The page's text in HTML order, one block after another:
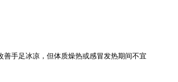
手足冰凉，但体质燥热或感冒发热期间不宜